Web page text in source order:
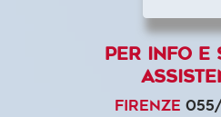
Per info e
Firenze